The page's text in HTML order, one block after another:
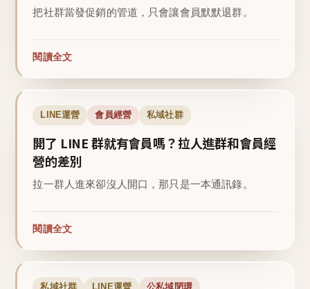
把社群當發促銷的管道，只會讓會員默默退群。
閱讀全文
LINE運營 會員經營 私域社群
開了 LINE 群就有會員嗎？拉人進群和會員經
營的差別
拉一群人進來卻沒人開口，那只是一本通訊錄。
閱讀全文